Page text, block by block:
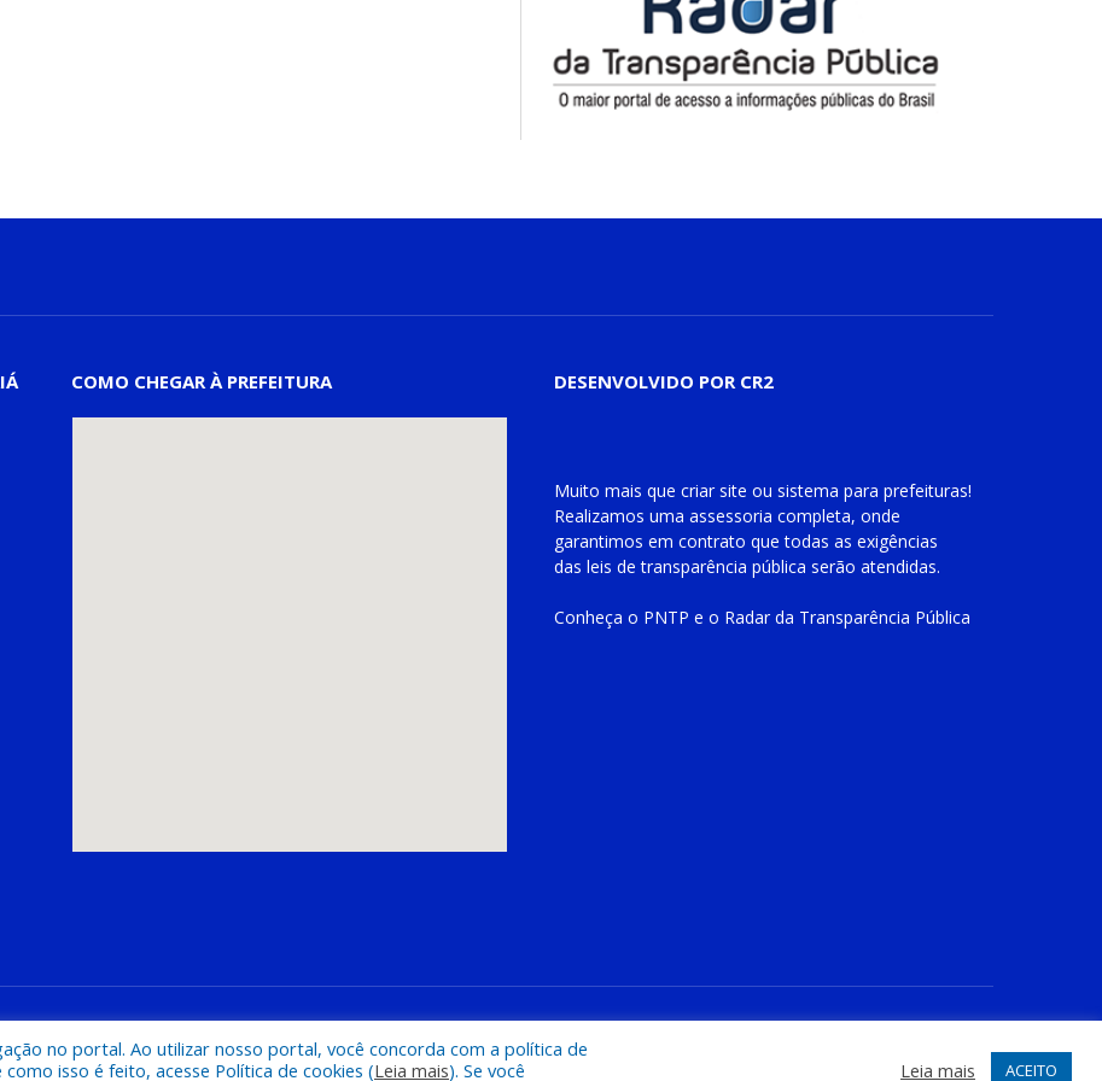
COMO CHEGAR À PREFEITURA DESENVOLVIDO POR CR2
Muito mais que criar site ou sistema para prefeituras!
Realizamos uma assessoria completa, onde
garantimos em contrato que todas as exigências
das leis de transparência pública serão atendidas.
Conheça o PNTP e o Radar da Transparência Pública
no portal. Ao utilizar nosso portal, você concorda com a política de
isso é feito, acesse Política de cookies (Leia mais). Se você
Leia mais ACEITO